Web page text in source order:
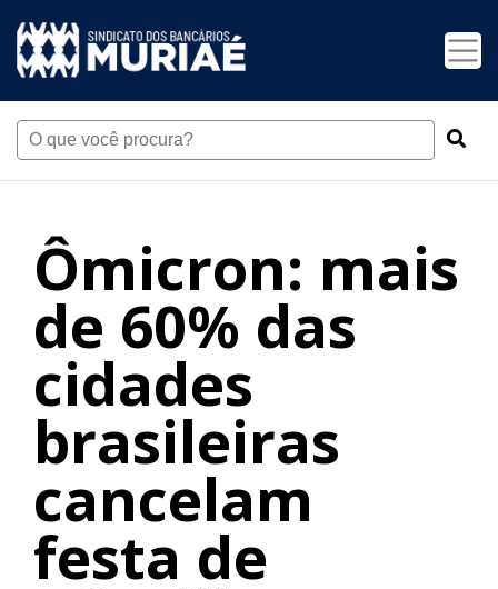
Ômicron: mais
de 60% das
cidades
brasileiras
cancelam
festa de